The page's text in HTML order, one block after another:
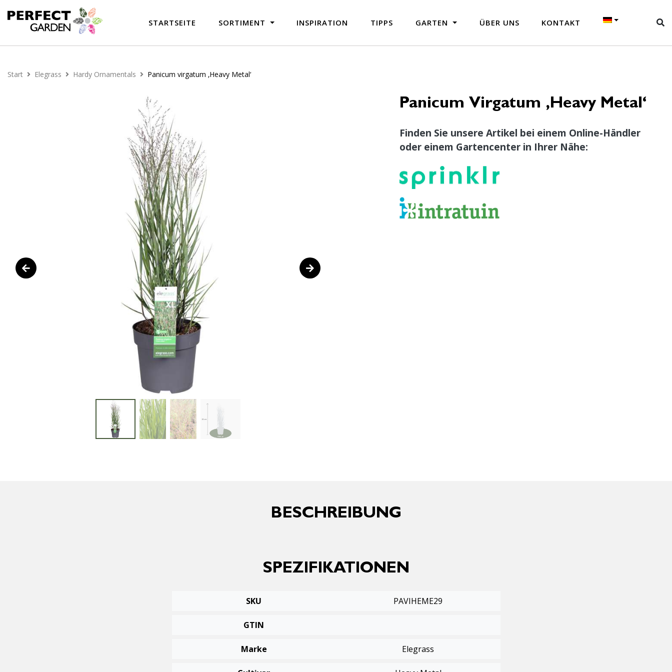
STARTSEITE SORTIMENT INSPIRATION TIPPS GARTEN ÜBER UNS KONTAKT
Start Elegrass Hardy Ornamentals Panicum virgatum ‚Heavy Metal‘
Panicum Virgatum ‚Heavy Metal‘
Finden Sie unsere Artikel bei einem Online-Händler
oder einem Gartencenter in Ihrer Nähe:
BESCHREIBUNG
SPEZIFIKATIONEN
SKU PAVIHEME29
GTIN
Marke Elegrass